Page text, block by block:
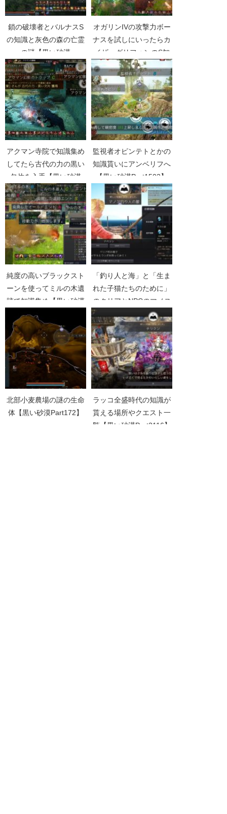
鎖の破壊者とバルナスS
の知識と灰色の森の亡霊
の謎【黒い砂漠
Part4758】
オガリンIVの攻撃力ボー
ナスを試しにいったらカ
イザーグリフォンのS知
識【黒い砂漠Part2005】
アクマン寺院で知識集め
してたら古代の力の黒い
欠片を入手【黒い砂漠
Part1708】
監視者オピンテトとかの
知識貰いにアンベリフへ
【黒い砂漠Part1503】
純度の高いブラックスト
ーンを使ってミルの木遺
跡で知識集め【黒い砂漠
Part2060】
「釣り人と海」と「生ま
れた子猫たちのために」
のクリアとNPCのマノス
知識集め【黒い砂漠
Part2648】
北部小麦農場の謎の生命
体【黒い砂漠Part172】
ラッコ全盛時代の知識が
貰える場所やクエスト一
覧【黒い砂漠Part3116】